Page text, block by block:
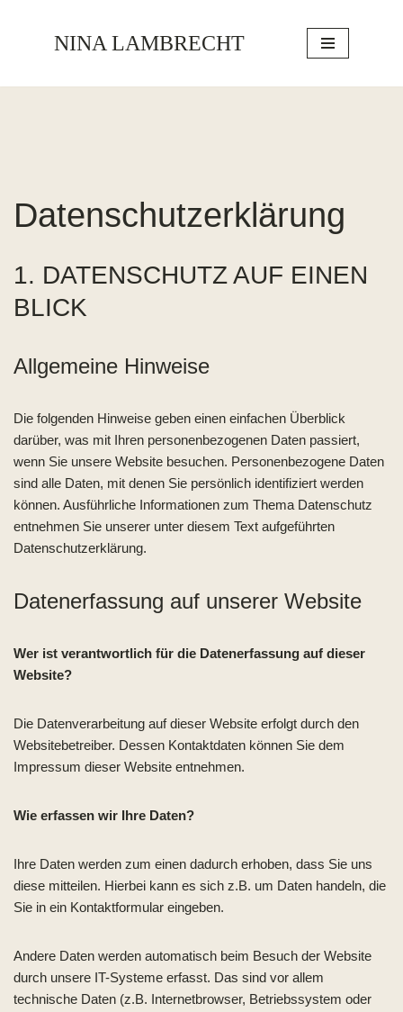
springen
NINA LAMBRECHT
Datenschutzerklärung
1. DATENSCHUTZ AUF EINEN
BLICK
Allgemeine Hinweise
Die folgenden Hinweise geben einen einfachen Überblick
darüber, was mit Ihren personenbezogenen Daten passiert,
wenn Sie unsere Website besuchen. Personenbezogene Daten
sind alle Daten, mit denen Sie persönlich identifiziert werden
können. Ausführliche Informationen zum Thema Datenschutz
entnehmen Sie unserer unter diesem Text aufgeführten
Datenschutzerklärung.
Datenerfassung auf unserer Website
Wer ist verantwortlich für die Datenerfassung auf dieser
Website?
Die Datenverarbeitung auf dieser Website erfolgt durch den
Websitebetreiber. Dessen Kontaktdaten können Sie dem
Impressum dieser Website entnehmen.
Wie erfassen wir Ihre Daten?
Ihre Daten werden zum einen dadurch erhoben, dass Sie uns
diese mitteilen. Hierbei kann es sich z.B. um Daten handeln, die
Sie in ein Kontaktformular eingeben.
Andere Daten werden automatisch beim Besuch der Website
durch unsere IT-Systeme erfasst. Das sind vor allem
technische Daten (z.B. Internetbrowser, Betriebssystem oder